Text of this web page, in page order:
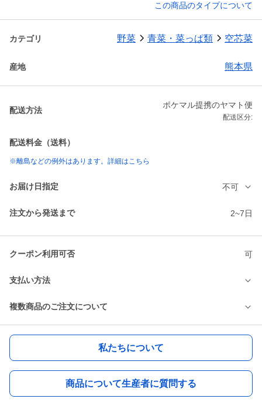
この商品のタイプについて
カテゴリ 野菜 青菜・菜っぱ類 空芯菜
産地 熊本県
配送方法
ポケマル提携のヤマト便
配送区分:
配送料金（送料）
※離島などの例外はあります。詳細はこちら
お届け日指定 不可
注文から発送まで 2~7日
クーポン利用可否 可
支払い方法
複数商品のご注文について
私たちについて
商品について生産者に質問する